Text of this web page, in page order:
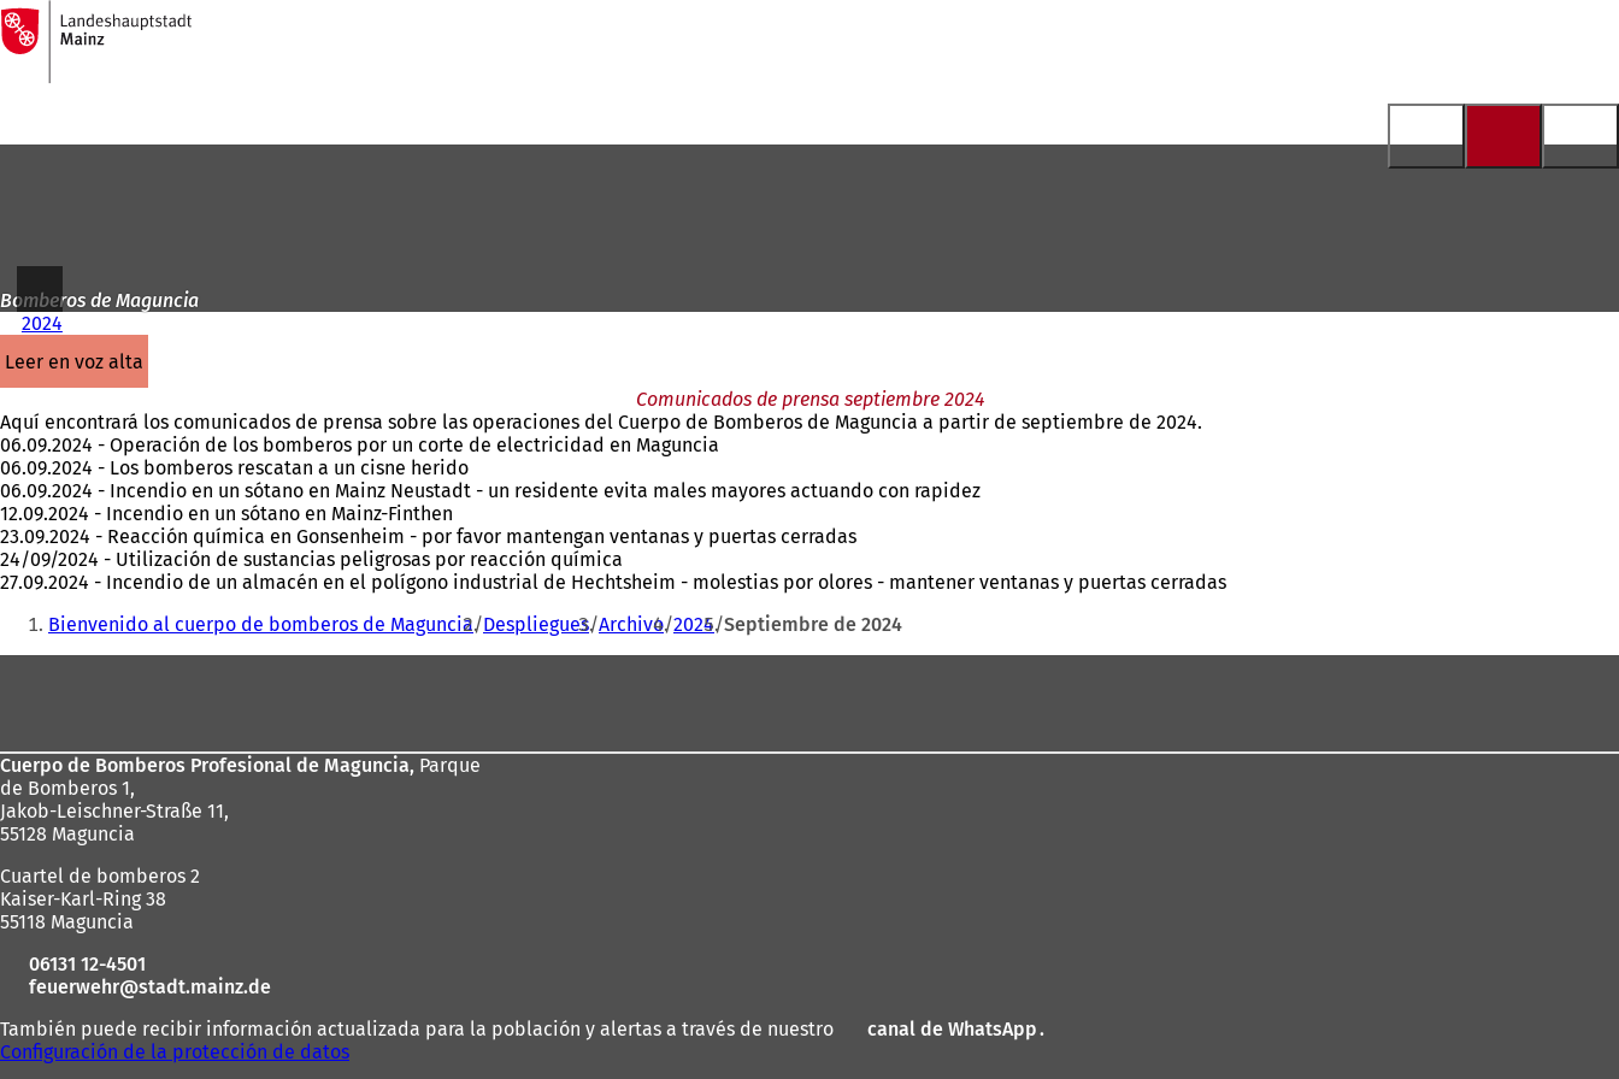
Saltar al contenido
A
la
página
Bomberos de Maguncia
2024
leer en voz alta
Comunicados de prensa septiembre 2024
Aquí encontrará los comunicados de prensa sobre las operaciones del Cuerpo de Bomberos de Maguncia a partir de septiembre de 2024.
06.09.2024 - Operación de los bomberos por un corte de electricidad en Maguncia
06.09.2024 - Los bomberos rescatan a un cisne herido
06.09.2024 - Incendio en un sótano en Mainz Neustadt - un residente evita males mayores actuando con rapidez
12.09.2024 - Incendio en un sótano en Mainz-Finthen
23.09.2024 - Reacción química en Gonsenheim - por favor mantengan ventanas y puertas cerradas
24/09/2024 - Utilización de sustancias peligrosas por reacción química
27.09.2024 - Incendio de un almacén en el polígono industrial de Hechtsheim - molestias por olores - mantener ventanas y puertas cerradas
Estás
aquí:
Bienvenido al cuerpo de bomberos de Maguncia Despliegues Archivo 2024 Septiembre de 2024
pies
Cuerpo de Bomberos Profesional de Maguncia, Parque
de Bomberos 1,
Jakob-Leischner-Straße 11,
55128 Maguncia
Cuartel de bomberos 2
Kaiser-Karl-Ring 38
55118 Maguncia
06131 12-4501
feuerwehr
stadt.mainz de
También puede recibir información actualizada para la población y alertas a través de nuestro
canal de WhatsApp(.
Configuración de la protección de datos